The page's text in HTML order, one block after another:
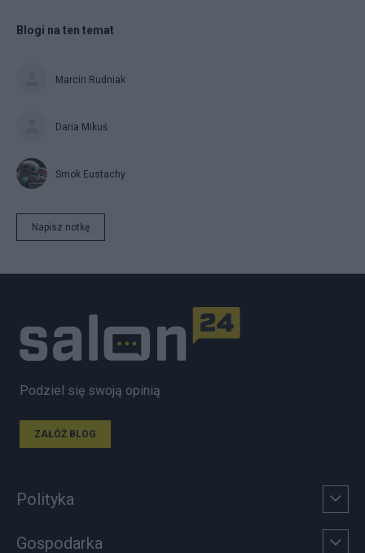
Blogi na ten temat
Marcin Rudniak
Daria Mikuś
Smok Eustachy
Napisz notkę
Podziel się swoją opinią
ZAŁÓŻ BLOG
Polityka
Gospodarka